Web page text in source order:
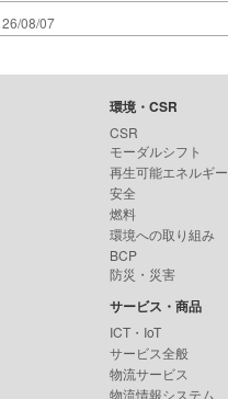
26/08/07
環境・CSR
CSR
モーダルシフト
再生可能エネルギー
安全
燃料
環境への取り組み
BCP
防災・災害
サービス・商品
ICT・IoT
サービス全般
物流サービス
物流情報システム